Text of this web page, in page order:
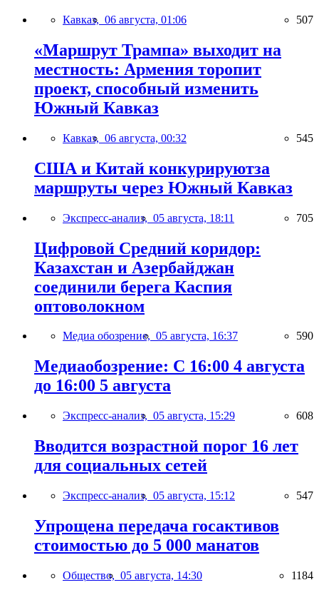
Кавказ, 06 августа, 01:06 507
«Маршрут Трампа» выходит на
местность: Армения торопит
проект, способный изменить
Южный Кавказ
Кавказ, 06 августа, 00:32 545
США и Китай конкурируютза
маршруты через Южный Кавказ
Экспресс-анализ, 05 августа, 18:11 705
Цифровой Средний коридор:
Казахстан и Азербайджан
соединили берега Каспия
оптоволокном
Медиа обозрение, 05 августа, 16:37 590
Медиаобозрение: С 16:00 4 августа
до 16:00 5 августа
Экспресс-анализ, 05 августа, 15:29 608
Вводится возрастной порог 16 лет
для социальных сетей
Экспресс-анализ, 05 августа, 15:12 547
Упрощена передача госактивов
стоимостью до 5 000 манатов
Общество, 05 августа, 14:30 1184